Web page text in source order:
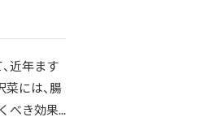
近年ます
には、腸
べき効果...